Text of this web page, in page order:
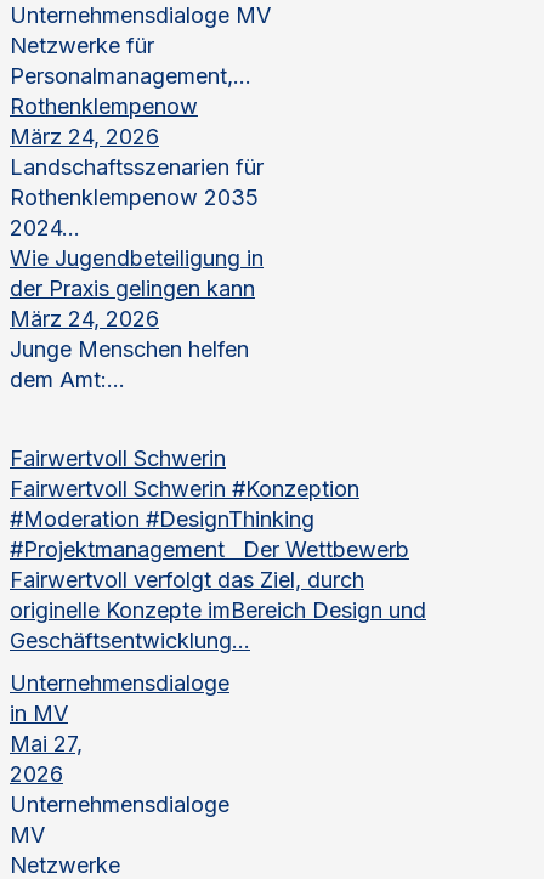
Unternehmensdialoge MV
Netzwerke für
Personalmanagement,...
Rothenklempenow
März 24, 2026
Landschaftsszenarien für
Rothenklempenow 2035
2024...
Wie Jugendbeteiligung in
der Praxis gelingen kann
März 24, 2026
Junge Menschen helfen
dem Amt:...
Fairwertvoll Schwerin
Fairwertvoll Schwerin #Konzeption
#Moderation #DesignThinking
#Projektmanagement Der Wettbewerb
Fairwertvoll verfolgt das Ziel, durch
originelle Konzepte imBereich Design und
Geschäftsentwicklung...
Unternehmensdialoge
in MV
Mai 27,
2026
Unternehmensdialoge
MV
Netzwerke